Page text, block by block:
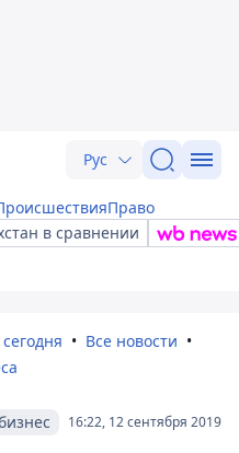
Рус
Право
в сравнении
Все новости
16:22, 12 сентября 2019